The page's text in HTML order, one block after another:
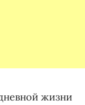
жизни